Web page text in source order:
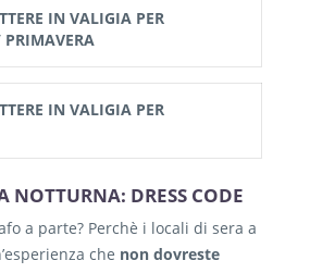
IN VALIGIA PER
York può essere davvero
con giornate calde, notti
l’aria.
da raccomandazioni generali –
maglie e le camicie in cotone
IN VALIGIA PER
IN VALIGIA PER
PRIMAVERA
tanto belle quanto
gestire. Il clima è davvero
freddo di mattina e di sera /
che possono riscaldare
IN VALIGIA PER
IN VALIGIA PER
York è freddo e
NOTTURNA: DRESS CODE
a parte? Perchè i locali di sera a
che non dovreste